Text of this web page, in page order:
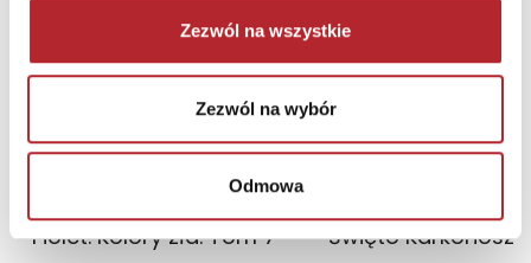
Zezwól na wszystkie
Zezwól na wybór
Odmowa
Fiolet. Kolory zła. Tom 7 Święto Karkonoszy